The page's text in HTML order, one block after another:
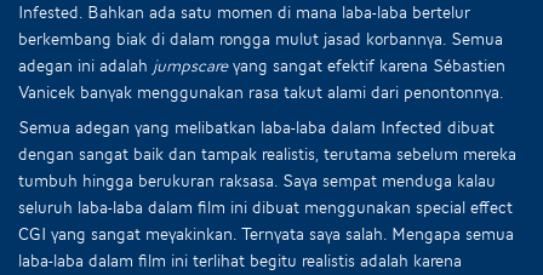
Infested. Bahkan ada satu momen di mana laba-laba bertelur
berkembang biak di dalam rongga mulut jasad korbannya. Semua
adegan ini adalah jumpscareyang sangat efektif karena Sébastien
Vanicek banyak menggunakan rasa takut alami dari penontonnya.
Semua adegan yang melibatkan laba-laba dalam Infected dibuat
dengan sangat baik dan tampak realistis, terutama sebelum mereka
tumbuh hingga berukuran raksasa. Saya sempat menduga kalau
seluruh laba-laba dalam film ini dibuat menggunakan special effect
CGI yang sangat meyakinkan. Ternyata saya salah. Mengapa semua
laba-laba dalam film ini terlihat begitu realistis adalah karena